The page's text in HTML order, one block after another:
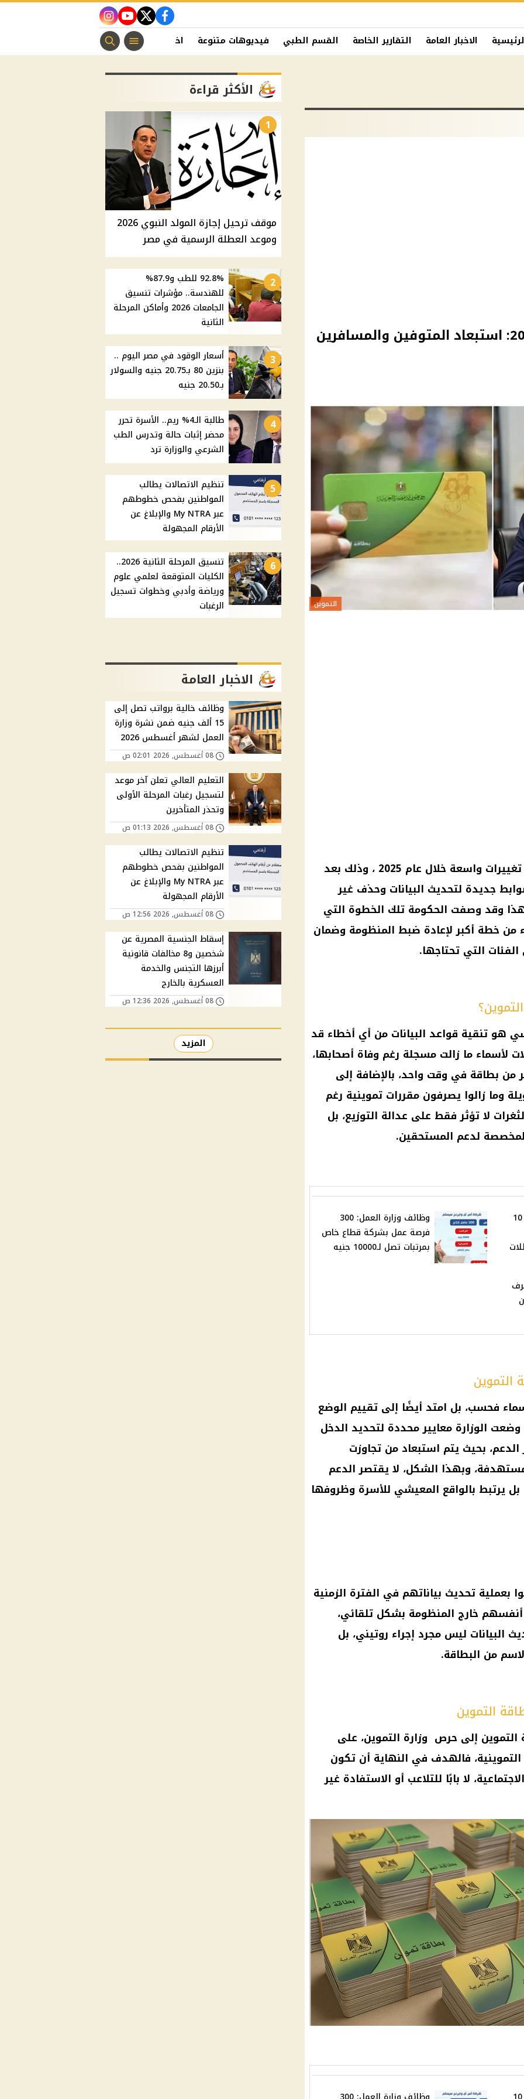
facebook
twitter
youtube
instagram
الاخبار العامة التقارير الخاصة القسم الطبي فيديوهات متنوعة اخبار الفن منوعات مسيحية
تحديث بطاقة التموين 2025: استبعاد المتوفين والمسافرين
التموين
واسعة خلال عام 2025
، وذلك بعد
جديدة لتحديث البيانات وحذف غير
وقد وصفت الحكومة تلك الخطوة التي
من خطة أكبر لإعادة ضبط المنظومة وضمان
التي تحتاجها.
هو تنقية قواعد البيانات من أي أخطاء قد
لأسماء ما زالت مسجلة رغم وفاة أصحابها،
بطاقة في وقت واحد، بالإضافة إلى
وما زالوا يصرفون مقررات تموينية رغم
لا تؤثر فقط على عدالة التوزيع، بل
لدعم المستحقين.
إجازات شهر أكتوبر 2025: 10
و9 عطلات
وظائف وزارة العمل: 300
فرصة عمل بشركة قطاع خاص
بمرتبات تصل لـ10000 جنيه
الصرف
فحسب، بل امتد أيضًا إلى تقييم الوضع
الوزارة معايير محددة لتحديد الدخل
بحيث يتم استبعاد من تجاوزت
وبهذا الشكل، لا يقتصر الدعم
يرتبط بالواقع المعيشي للأسرة وظروفها
بعملية تحديث بياناتهم في الفترة الزمنية
أنفسهم خارج المنظومة بشكل تلقائي،
البيانات ليس مجرد إجراء روتيني، بل
من البطاقة.
التموين
التموين إلى حرص وزارة التموين، على
فالهدف في النهاية أن تكون
لا بابًا للتلاعب أو الاستفادة غير
الأكثر قراءة
1
موقف ترحيل إجازة المولد النبوي 2026
وموعد العطلة الرسمية في مصر
2
92.8% للطب و87.9%
للهندسة.. مؤشرات تنسيق
الجامعات 2026 وأماكن المرحلة
الثانية
3
أسعار الوقود في مصر اليوم ..
بنزين 80 بـ20.75 جنيه والسولار
بـ20.50 جنيه
4
طالبة الـ4% ريم.. الأسرة تحرر
محضر إثبات حالة وتدرس الطب
الشرعي والوزارة ترد
5
تنظيم الاتصالات يطالب
المواطنين بفحص خطوطهم
عبر My NTRA والإبلاغ عن
الأرقام المجهولة
6
تنسيق المرحلة الثانية 2026..
الكليات المتوقعة لعلمي علوم
ورياضة وأدبي وخطوات تسجيل
الرغبات
الاخبار العامة
وظائف خالية برواتب تصل إلى
15 ألف جنيه ضمن نشرة وزارة
العمل لشهر أغسطس 2026
08 أغسطس, 2026 02:01 ص
التعليم العالي تعلن آخر موعد
لتسجيل رغبات المرحلة الأولى
وتحذر المتأخرين
08 أغسطس, 2026 01:13 ص
تنظيم الاتصالات يطالب
المواطنين بفحص خطوطهم
عبر My NTRA والإبلاغ عن
الأرقام المجهولة
08 أغسطس, 2026 12:56 ص
إسقاط الجنسية المصرية عن
شخصين و8 مخالفات قانونية
أبرزها التجنس والخدمة
العسكرية بالخارج
08 أغسطس, 2026 12:36 ص
المزيد